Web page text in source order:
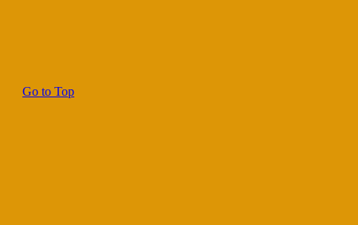
Go to Top